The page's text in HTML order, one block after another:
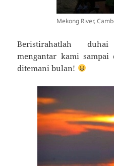
Mekong River,
Beristirahatlah
mengantar kami
ditemani bulan!